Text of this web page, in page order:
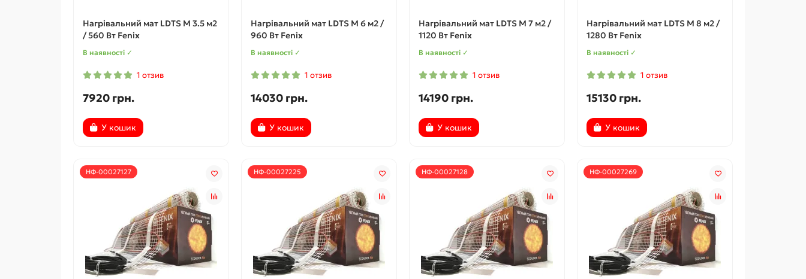
Нагрівальний мат LDTS M 3.5 м2
/ 560 Вт Fenix
В наявності ✓
1 отзив
7920 грн.
У кошик
Нагрівальний мат LDTS M 6 м2 /
960 Вт Fenix
В наявності ✓
1 отзив
14030 грн.
У кошик
Нагрівальний мат LDTS M 7 м2 /
1120 Вт Fenix
В наявності ✓
1 отзив
14190 грн.
У кошик
Нагрівальний мат LDTS M 8 м2 /
1280 Вт Fenix
В наявності ✓
1 отзив
15130 грн.
У кошик
НФ-00027127 НФ-00027225 НФ-00027128 НФ-00027269